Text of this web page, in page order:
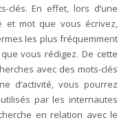
clés. En effet, lors d’une
et mot que vous écrivez,
les plus fréquemment
vous rédigez. De cette
avec des mots-clés
d’activité, vous pourrez
par les internautes
en relation avec le